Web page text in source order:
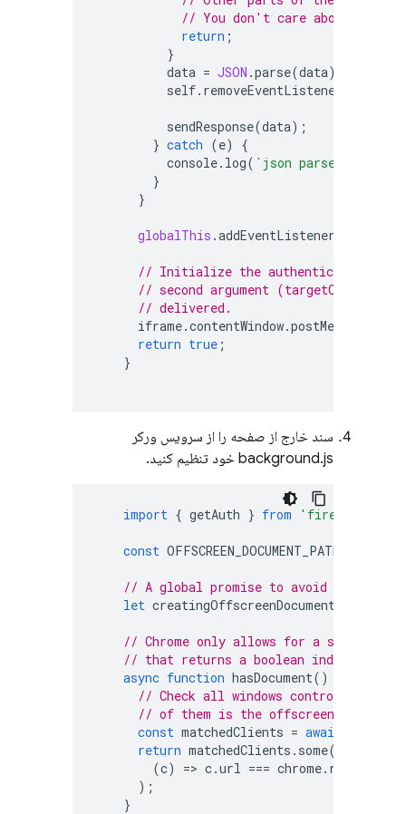
// You don't care about
return ;
}
data = JSON .parse(data);
self. removeEventListener
sendResponse(data);
} catch (e)
{
console. log( `json parse failed
}
}
globalThis .addEventListener
// Initialize the authentication flow
// second argument (targetOrigin)
// delivered.
iframe.contentWindow.postMessage
return true ;
}
سند خارج از صفحه را از سرویس ورکر
background.js خود تنظیم کنید.
import { getAuth } from 'firebase/
const OFFSCREEN_DOCUMENT_PATH
// A global promise to avoid
let creatingOffscreenDocument
// Chrome only allows for a single
// that returns a boolean indicating if
async function hasDocument()
// Check all windows controlled by
// of them is the offscreen
const matchedClients = await
return matchedClients . some(
(c) => c.url === chrome. runtime
);
}